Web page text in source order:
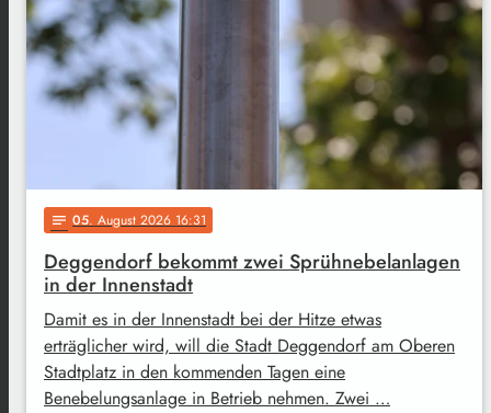
notes 05. August 2026 16:31
Deggendorf bekommt zwei Sprühnebelanlagen
in der Innenstadt
Damit es in der Innenstadt bei der Hitze etwas
erträglicher wird, will die Stadt Deggendorf am Oberen
Stadtplatz in den kommenden Tagen eine
Benebelungsanlage in Betrieb nehmen. Zwei …